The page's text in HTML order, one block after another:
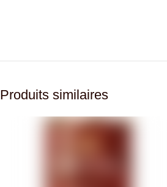
Produits similaires